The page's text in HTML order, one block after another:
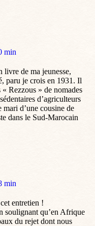
min
livre de ma jeunesse,
paru je crois en 1931. Il
Rezzous » de nomades
d’agriculteurs
mari d’une cousine de
dans le Sud-Marocain
min
entretien !
soulignant qu’en Afrique
du rejet dont nous